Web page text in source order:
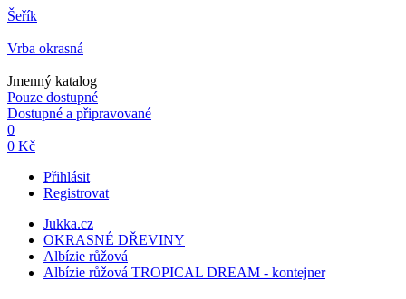
Šeřík
Vrba okrasná
Jmenný katalog
Pouze dostupné
Dostupné a připravované
0
0 Kč
Přihlásit
Registrovat
Jukka.cz
OKRASNÉ DŘEVINY
Albízie růžová
Albízie růžová TROPICAL DREAM - kontejner